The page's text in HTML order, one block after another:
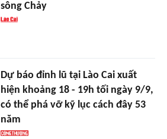
sông Chảy
Dự báo đỉnh lũ tại Lào Cai xuất
hiện khoảng 18 - 19h tối ngày 9/9,
có thể phá vỡ kỹ lục cách đây 53
năm